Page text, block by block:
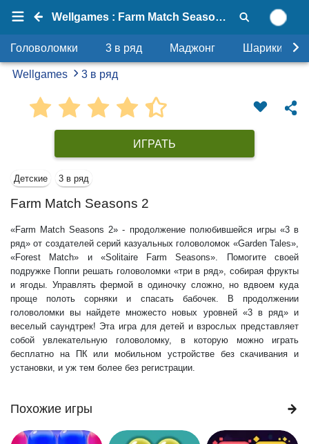
Wellgames : Farm Match Seasons 2
Головоломки 3 в ряд Маджонг Шарики
Wellgames 3 в ряд
ИГРАТЬ
Детские 3 в ряд
Farm Match Seasons 2
«Farm Match Seasons 2» - продолжение полюбившейся игры «3 в
ряд» от создателей серий казуальных головоломок «Garden Tales»,
«Forest Match» и «Solitaire Farm Seasons». Помогите своей
подружке Поппи решать головоломки «три в ряд», собирая фрукты
и ягоды. Управлять фермой в одиночку сложно, но вдвоем куда
проще полоть сорняки и спасать бабочек. В продолжении
головоломки вы найдете множесто новых уровней «3 в ряд» и
веселый саундтрек! Эта игра для детей и взрослых представляет
собой увлекательную головоломку, в которую можно играть
бесплатно на ПК или мобильном устройстве без скачивания и
установки, и уж тем более без регистрации.
Похожие игры